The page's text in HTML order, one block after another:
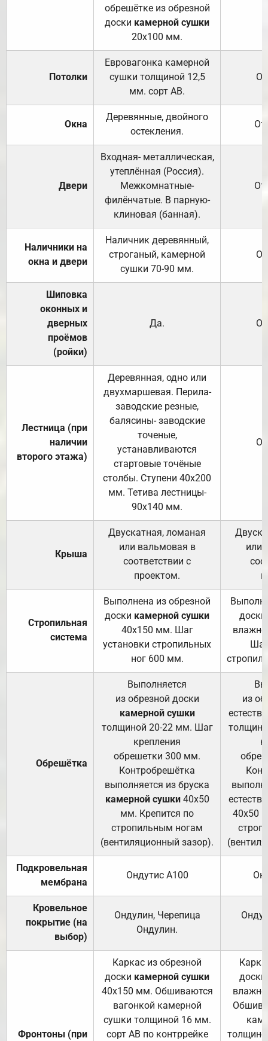
обрешётке из обрезной
доски камерной сушки
20х100 мм.
Потолки
Евровагонка камерной
сушки толщиной 12,5
мм. сорт АВ.
Окна
Деревянные, двойного
остекления.
Двери
Входная- металлическая,
утеплённая (Россия).
Межкомнатные-
филёнчатые. В парную-
клиновая (банная).
Наличники на
окна и двери
Наличник деревянный,
строганый, камерной
сушки 70-90 мм.
Шиповка
оконных и
дверных
проёмов
(ройки)
Да.
Лестница (при
наличии
второго этажа)
Деревянная, одно или
двухмаршевая. Перила-
заводские резные,
балясины- заводские
точеные,
устанавливаются
стартовые точёные
столбы. Ступени 40х200
мм. Тетива лестницы-
90х140 мм.
Крыша
Двускатная, ломаная
или вальмовая в
соответствии с
проектом.
или
Стропильная
система
Выполнена из обрезной
доски камерной сушки
40х150 мм. Шаг
установки стропильных
ног 600 мм.
доски
Обрешётка
Выполняется
из обрезной доски
камерной сушки
толщиной 20-22 мм. Шаг
крепления
обрешетки 300 мм.
Контробрешётка
выполняется из бруска
камерной сушки40х50
мм. Крепится по
стропильным ногам
(вентиляционный зазор).
из
40х50
Подкровельная
мембрана
Ондутис А100
Кровельное
покрытие (на
выбор)
Ондулин, Черепица
Ондулин.
Фронтоны (при
Каркас из обрезной
доски камерной сушки
40х150 мм. Обшиваются
вагонкой камерной
сушки толщиной 16 мм.
сорт АВ по контррейке
доски